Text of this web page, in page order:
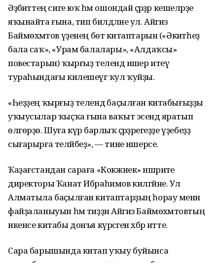
Әҙәбиәттең сиге юҡ һәм ошондай әҫәрҙәр кешеләрҙе
яҡынайта ғына, тип билдәләне ул. Айгиз
Баймөхәмәтов үҙенең бөтә китаптарын («Әкиәтһеҙ
бала саҡ», «Урам балалары», «Алдаҡсы»
повестарын) ҡырғыҙ телендә нәшер итеү
тураһындағы килешеүгә ҡул ҡуйҙы.
«Һеҙҙең ҡырғыҙ телендә баҫылған китабығыҙҙы
уҡыусылар ҡыҫҡа ғына ваҡыт эсендә яратып
өлгөрҙө. Шуға күрә барлыҡ әҫәрҙәрегеҙҙе үҙебеҙҙә
сығарырға теләйбеҙ», — тине нәшерсе.
Ҡаҙағстандан сараға «Кокжиек» нәшриәте
директоры Ҡанат Ибраһимов килгәйне. Ул
Алматыла баҫылған китаптарҙың һорау менән
файҙаланыуын һәм тиҙҙән Айгиз Баймөхәмәтовтың
икенсе китабы донъя күрәсәген хәбәр итте.
Сара барышында китап уҡыу буйынса